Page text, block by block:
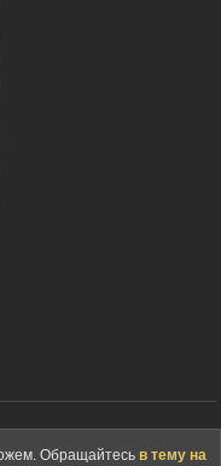
Обращайтесь в тему на